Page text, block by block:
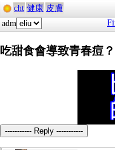
cht 健康 皮膚
adm
吃甜食會導致青春痘？
----------- Reply -----------